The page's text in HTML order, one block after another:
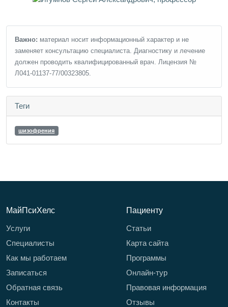
Важно: материал носит информационный характер и не
заменяет консультацию специалиста. Диагностику и лечение
должен проводить квалифицированный врач. Лицензия №
Л041-01137-77/00323805.
Теги
шизофрения
МайПсиХелс
Услуги
Специалисты
Как мы работаем
Записаться
Обратная связь
Контакты
Пациенту
Статьи
Карта сайта
Программы
Онлайн-тур
Правовая информация
Отзывы